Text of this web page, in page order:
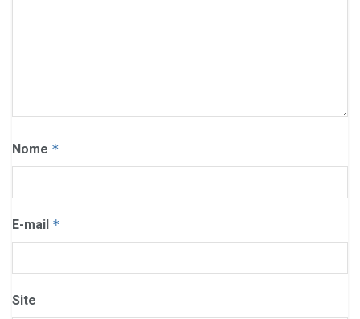
Nome *
E-mail *
Site